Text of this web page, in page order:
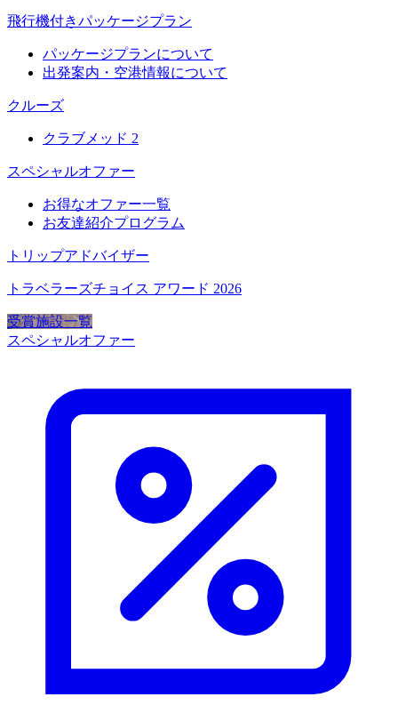
飛行機付きパッケージプラン
パッケージプランについて
出発案内・空港情報について
クルーズ
クラブメッド 2
スペシャルオファー
お得なオファー一覧
お友達紹介プログラム
トリップアドバイザー
トラベラーズチョイス アワード 2026
受賞施設一覧
スペシャルオファー